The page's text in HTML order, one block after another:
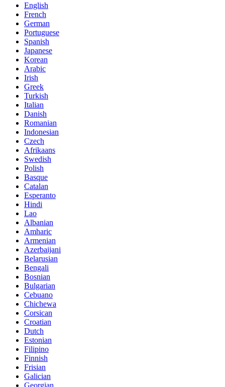
English
French
German
Portuguese
Spanish
Japanese
Korean
Arabic
Irish
Greek
Turkish
Italian
Danish
Romanian
Indonesian
Czech
Afrikaans
Swedish
Polish
Basque
Catalan
Esperanto
Hindi
Lao
Albanian
Amharic
Armenian
Azerbaijani
Belarusian
Bengali
Bosnian
Bulgarian
Cebuano
Chichewa
Corsican
Croatian
Dutch
Estonian
Filipino
Finnish
Frisian
Galician
Georgian